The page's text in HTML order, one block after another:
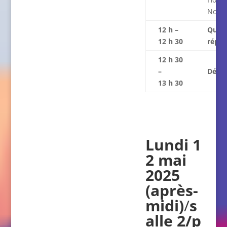
12 h –
12 h 30
12 h 30
–
13 h 30
Lundi 1
2 mai
2025
(après-
midi)/s
alle 2/p